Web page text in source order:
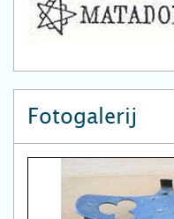
Fotogalerij